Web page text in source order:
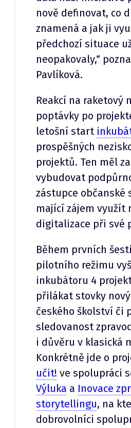
nově definovat, co
znamená a jak ji
předchozí situace
neopakovaly,“
Pavlíková.
Reakcí na raketový
poptávky po
letošní start
prospěšných
projektů. Ten měl
vybudovat
zástupce občanské
mající zájem využít
digitalizace při své
Během prvních
pilotního režimu
inkubátoru 4
přilákat stovky
českého školství či
sledovanost
i důvěru v klasická
Konkrétně jde o
učit! ve spolupráci
Výluka a Inovace
storytellingu, na
dobrovolníci